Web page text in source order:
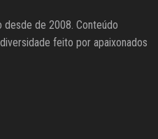
de 2008. Conteúdo
feito por apaixonados